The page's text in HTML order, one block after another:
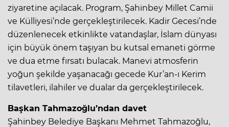
ziyaretine açılacak. Program, Şahinbey Millet Camii
ve Külliyesi’nde gerçekleştirilecek. Kadir Gecesi’nde
düzenlenecek etkinlikte vatandaşlar, İslam dünyası
için büyük önem taşıyan bu kutsal emaneti görme
ve dua etme fırsatı bulacak. Manevi atmosferin
yoğun şekilde yaşanacağı gecede Kur’an-ı Kerim
tilavetleri, ilahiler ve dualar da gerçekleştirilecek.
Başkan Tahmazoğlu’ndan davet
Şahinbey Belediye Başkanı Mehmet Tahmazoğlu,